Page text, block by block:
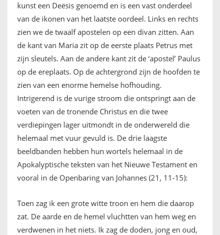
kunst een Deësis genoemd en is een vast onderdeel
van de ikonen van het laatste oordeel. Links en rechts
zien we de twaalf apostelen op een divan zitten. Aan
de kant van Maria zit op de eerste plaats Petrus met
zijn sleutels. Aan de andere kant zit de ‘apostel’ Paulus
op de ereplaats. Op de achtergrond zijn de hoofden te
zien van een enorme hemelse hofhouding.
Intrigerend is de vurige stroom die ontspringt aan de
voeten van de tronende Christus en die twee
verdiepingen lager uitmondt in de onderwereld die
helemaal met vuur gevuld is. De drie laagste
beeldbanden hebben hun wortels helemaal in de
Apokalyptische teksten van het Nieuwe Testament en
vooral in de Openbaring van Johannes (21, 11-15):
Toen zag ik een grote witte troon en hem die daarop
zat. De aarde en de hemel vluchtten van hem weg en
verdwenen in het niets. Ik zag de doden, jong en oud,